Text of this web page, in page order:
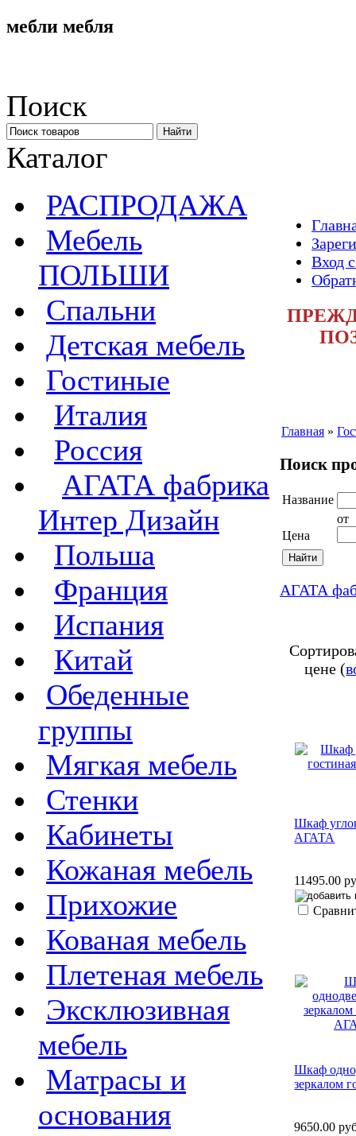
мебли мебля
Поиск
Каталог
РАСПРОДАЖА
Мебель
ПОЛЬШИ
Спальни
Детская мебель
Гостиные
Италия
Россия
АГАТА фабрика
Интер Дизайн
Польша
Франция
Испания
Китай
Обеденные
группы
Мягкая мебель
Стенки
Кабинеты
Кожаная мебель
Прихожие
Кованая мебель
Плетеная мебель
Эксклюзивная
мебель
Матрасы и
основания
Вход
Главная »
Поиск
Название
Цена
от
АГАТА
цене (
Шкаф
АГАТА
11495.00
Шкаф
зеркалом
9650.00